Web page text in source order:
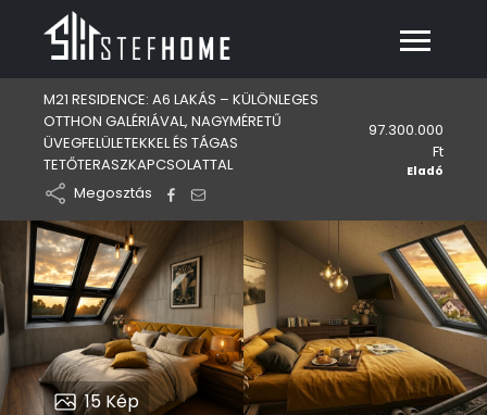
M21 RESIDENCE: A6 LAKÁS – KÜLÖNLEGES
OTTHON GALÉRIÁVAL, NAGYMÉRETŰ
ÜVEGFELÜLETEKKEL ÉS TÁGAS
TETŐTERASZKAPCSOLATTAL
Megosztás
97.300.000
Ft
Eladó
15 Kép